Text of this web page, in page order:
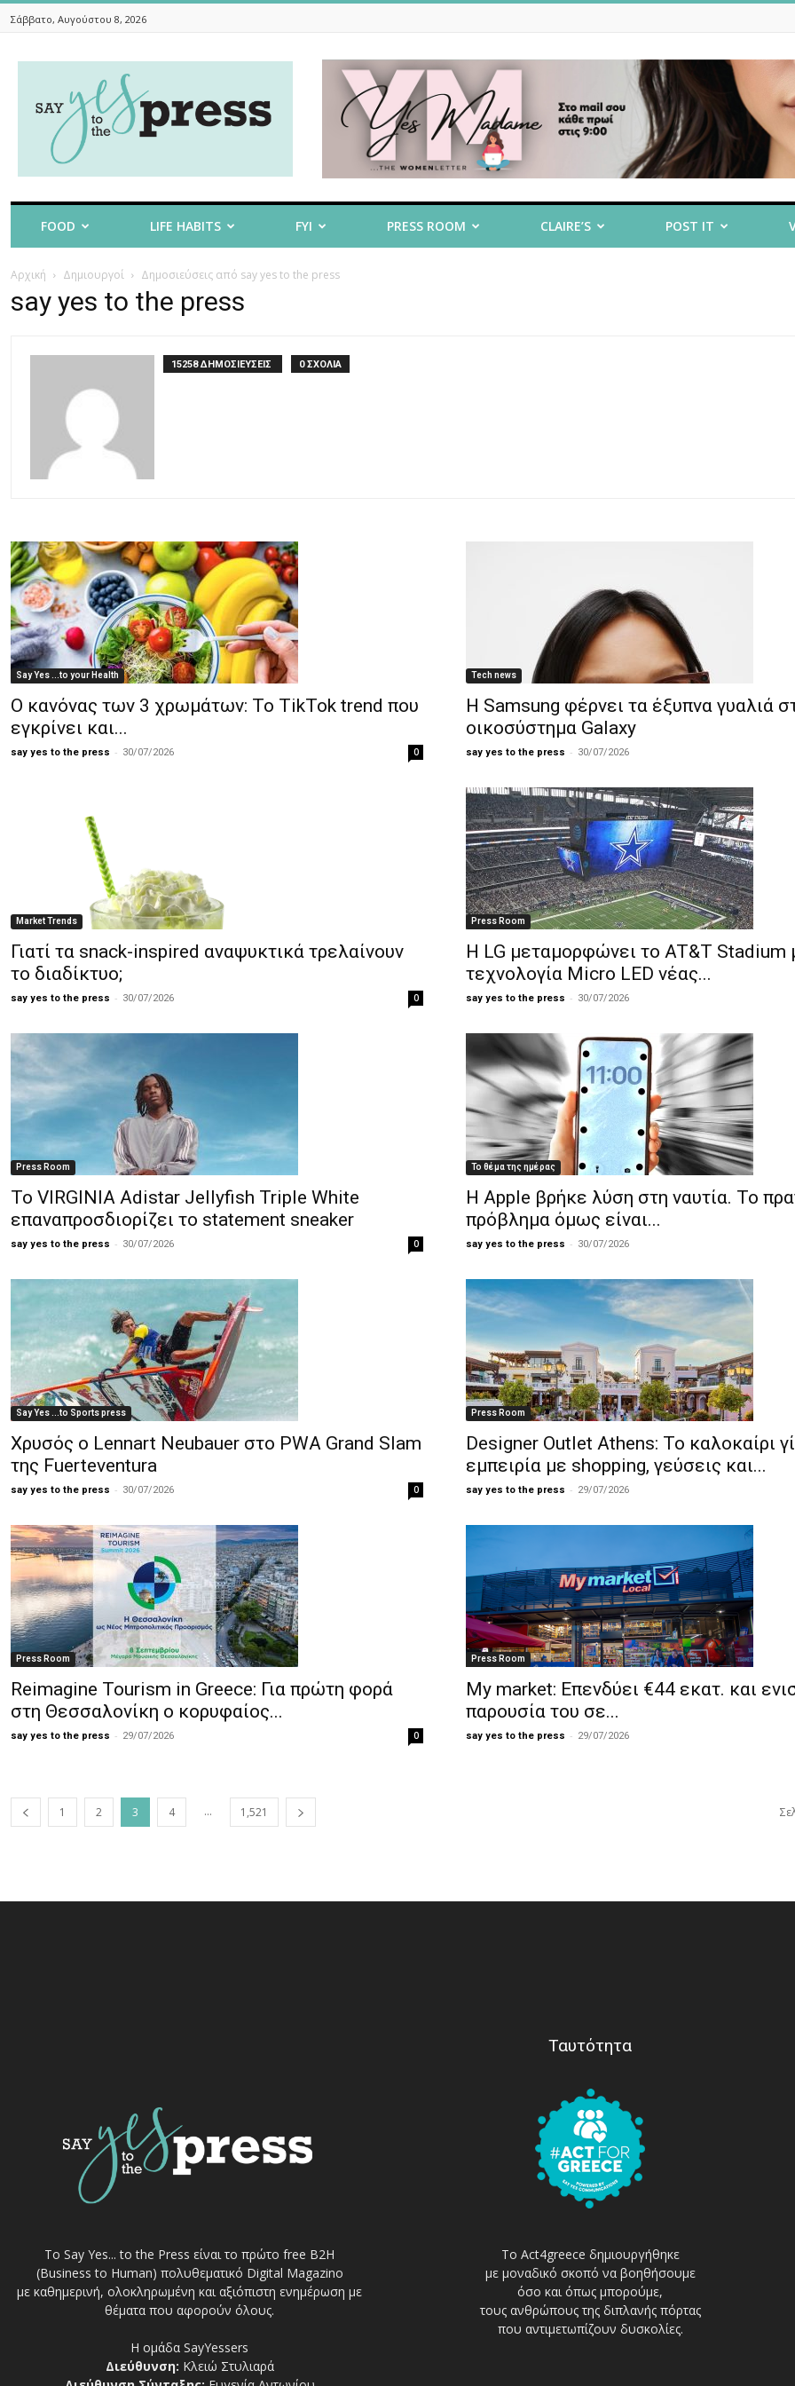
Σάββατο, Αυγούστου 8, 2026
To
The
FOOD LIFE HABITS FYI PRESS ROOM CLAIRE’S POST IT
Αρχική Δημιουργοί Δημοσιεύσεις από say yes to the press
say yes to the press
15258 ΔΗΜΟΣΙΕΥΣΕΙΣ 0 ΣΧΟΛΙΑ
Say Yes ...to your Health
Ο κανόνας των 3 χρωμάτων: Το TikTok trend που
εγκρίνει και...
say yes to the press - 30/07/2026 0
Tech news
Η Samsung φέρνει τα έξυπνα γυαλιά
οικοσύστημα Galaxy
say yes to the press - 30/07/2026
Market Trends
Γιατί τα snack-inspired αναψυκτικά τρελαίνουν
το διαδίκτυο;
say yes to the press - 30/07/2026 0
Press Room
Η LG μεταμορφώνει το AT&T Stadium
τεχνολογία Micro LED νέας...
say yes to the press - 30/07/2026
Press Room
Το VIRGINIA Adistar Jellyfish Triple White
επαναπροσδιορίζει το statement sneaker
say yes to the press - 30/07/2026 0
Το θέμα της ημέρας
Η Apple βρήκε λύση στη ναυτία. Το
πρόβλημα όμως είναι...
say yes to the press - 30/07/2026
Say Yes ...to Sports press
Χρυσός ο Lennart Neubauer στο PWA Grand Slam
της Fuerteventura
say yes to the press - 30/07/2026 0
Press Room
Designer Outlet Athens: Το καλοκαίρι
εμπειρία με shopping, γεύσεις και...
say yes to the press - 29/07/2026
Press Room
Reimagine Tourism in Greece: Για πρώτη φορά
στη Θεσσαλονίκη ο κορυφαίος...
say yes to the press - 29/07/2026 0
Press Room
My market: Επενδύει €44 εκατ. και
παρουσία του σε...
say yes to the press - 29/07/2026
1 2 3 4 ... 1,521
Το Say Yes... to the Press είναι το πρώτο free Β2Η
(Business to Human) πολυθεματικό Digital Magazino
με καθημερινή, ολοκληρωμένη και αξιόπιστη ενημέρωση με
θέματα που αφορούν όλους.
Η ομάδα SayYessers
Διεύθυνση: Κλειώ Στυλιαρά
Ταυτότητα
Το Act4greece δημιουργήθηκε
με μοναδικό σκοπό να βοηθήσουμε
όσο και όπως μπορούμε,
τους ανθρώπους της διπλανής πόρτας
που αντιμετωπίζουν δυσκολίες.